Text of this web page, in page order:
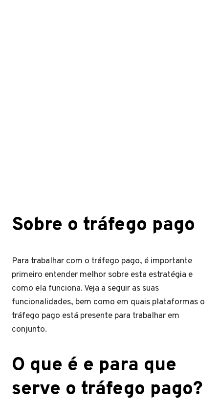
Sobre o tráfego pago
Para trabalhar com o tráfego pago, é importante
primeiro entender melhor sobre esta estratégia e
como ela funciona. Veja a seguir as suas
funcionalidades, bem como em quais plataformas o
tráfego pago está presente para trabalhar em
conjunto.
O que é e para que
serve o tráfego pago?